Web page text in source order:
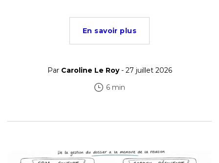
En savoir plus
Par Caroline Le Roy- 27 juillet 2026
6 min